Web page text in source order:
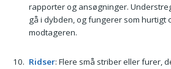
rapporter og ansøgninger.
gå i dybden, og fungerer som hurtigt
modtageren.
Ridser: Flere små striber eller furer,